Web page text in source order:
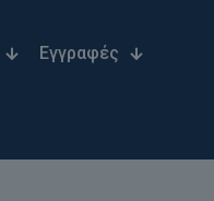
Εγγραφές